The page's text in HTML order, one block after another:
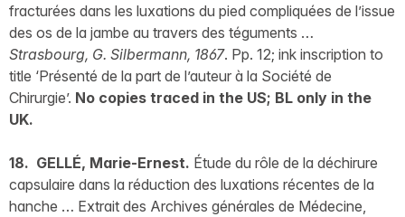
fracturées dans les luxations du pied compliquées de l’issue
des os de la jambe au travers des téguments …
Strasbourg, G. Silbermann, 1867. Pp. 12; ink inscription to
title ‘Présenté de la part de l’auteur à la Société de
Chirurgie’. No copies traced in the US; BL only in the
UK.
18. GELLÉ, Marie-Ernest. Étude du rôle de la déchirure
capsulaire dans la réduction des luxations récentes de la
hanche … Extrait des Archives générales de Médecine,